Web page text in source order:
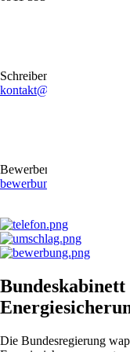
Schreiben Sie uns gerne
kontakt@stb-becker-
Bewerben Sie sich online
bewerbung@stb-becker-
Bundeskabinett
Die Bundesregierung